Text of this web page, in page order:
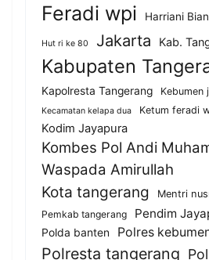
Feradi wpi Harriani
Hut ri ke 80 Jakarta Kab.
Kabupaten
Kapolresta Tangerang Kebumen
Kecamatan kelapa dua Ketum feradi
Kodim Jayapura
Kombes Pol Andi
Waspada Amirullah
Kota tangerang
Mentri
Pemkab tangerang
Pendim
Polda banten Polres
Polresta tangerang